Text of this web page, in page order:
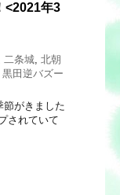
<2021年3
二条城, 北朝
黒田逆バズー
きました
されていて